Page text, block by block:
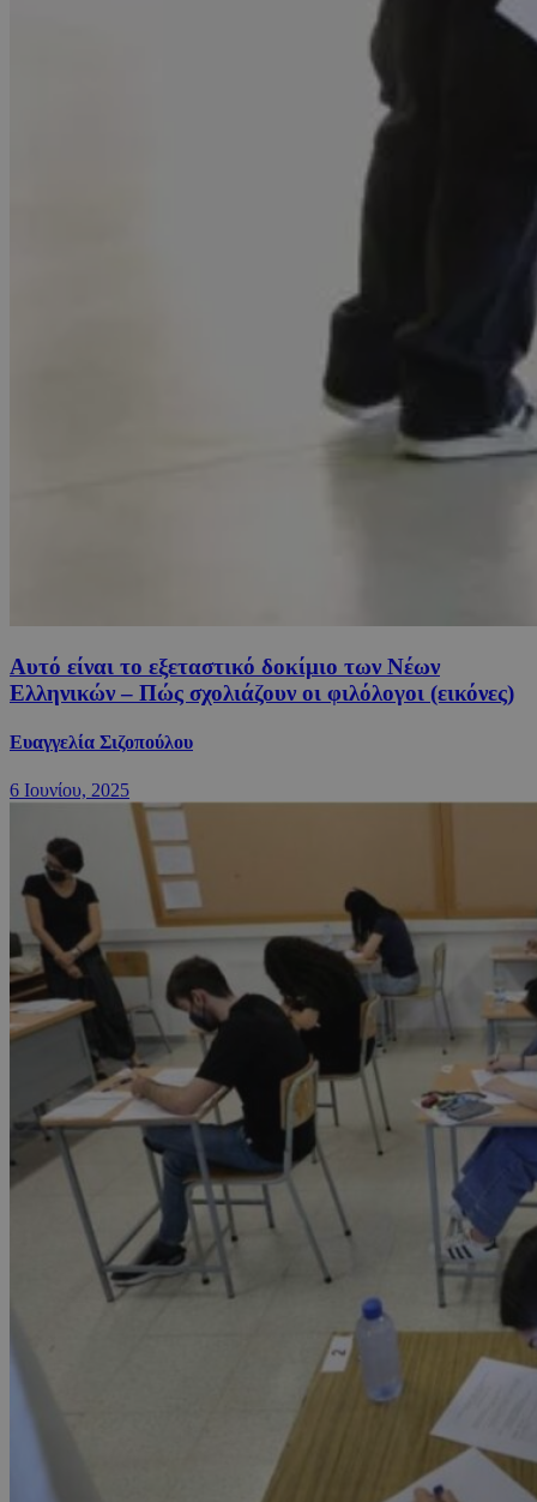
Αυτό είναι το εξεταστικό δοκίμιο των Νέων
Ελληνικών – Πώς σχολιάζουν οι φιλόλογοι (εικόνες)
Ευαγγελία Σιζοπούλου
6 Ιουνίου, 2025